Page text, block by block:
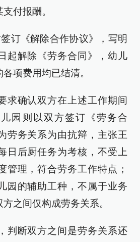
付报酬。
订《解除合作协议》，写明
起解除《劳务合同》，幼儿
项费用均已结清。
求确认双方在上述工作期间
园则以双方签订《劳务合
劳务关系为由抗辩，主张王
日后厨任务为考核，不受上
管理，符合劳务工作特点；
园的辅助工种，不属于业务
之间仅构成劳务关系。
判断双方之间是劳务关系还